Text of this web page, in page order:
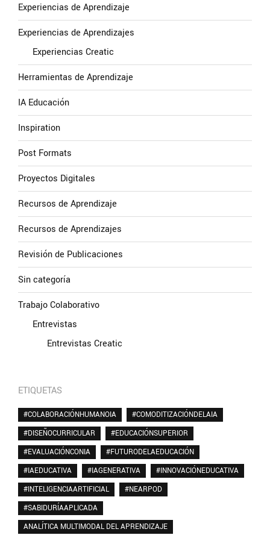
Experiencias de Aprendizaje
Experiencias de Aprendizajes
Experiencias Creatic
Herramientas de Aprendizaje
IA Educación
Inspiration
Post Formats
Proyectos Digitales
Recursos de Aprendizaje
Recursos de Aprendizajes
Revisión de Publicaciones
Sin categoría
Trabajo Colaborativo
Entrevistas
Entrevistas Creatic
ETIQUETAS
#COLABORACIÓNHUMANOIA
#COMODITIZACIÓNDELAIA
#DISEÑOCURRICULAR
#EDUCACIÓNSUPERIOR
#EVALUACIÓNCONIA
#FUTURODELAEDUCACIÓN
#IAEDUCATIVA
#IAGENERATIVA
#INNOVACIÓNEDUCATIVA
#INTELIGENCIAARTIFICIAL
#NEARPOD
#SABIDURÍAAPLICADA
ANALÍTICA MULTIMODAL DEL APRENDIZAJE